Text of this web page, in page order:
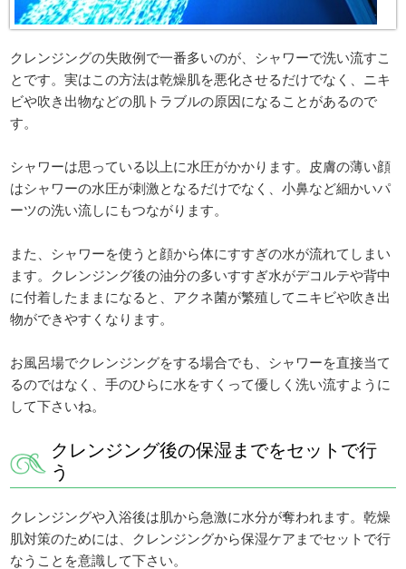
クレンジングの失敗例で一番多いのが、シャワーで洗い流すこ
とです。実はこの方法は乾燥肌を悪化させるだけでなく、ニキ
ビや吹き出物などの肌トラブルの原因になることがあるので
す。
シャワーは思っている以上に水圧がかかります。皮膚の薄い顔
はシャワーの水圧が刺激となるだけでなく、小鼻など細かいパ
ーツの洗い流しにもつながります。
また、シャワーを使うと顔から体にすすぎの水が流れてしまい
ます。クレンジング後の油分の多いすすぎ水がデコルテや背中
に付着したままになると、アクネ菌が繁殖してニキビや吹き出
物ができやすくなります。
お風呂場でクレンジングをする場合でも、シャワーを直接当て
るのではなく、手のひらに水をすくって優しく洗い流すように
して下さいね。
クレンジング後の保湿までをセットで行
う
クレンジングや入浴後は肌から急激に水分が奪われます。乾燥
肌対策のためには、クレンジングから保湿ケアまでセットで行
なうことを意識して下さい。